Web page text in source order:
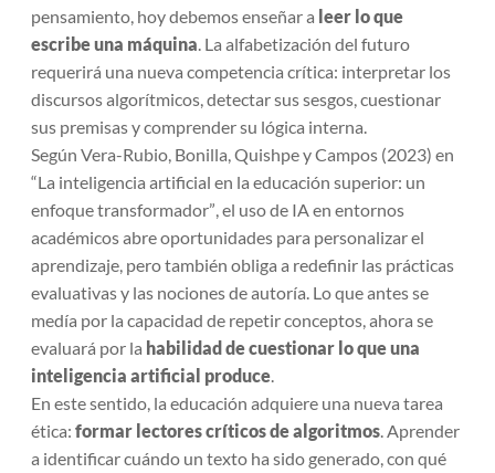
pensamiento, hoy debemos enseñar a leer lo que
escribe una máquina. La alfabetización del futuro
requerirá una nueva competencia crítica: interpretar los
discursos algorítmicos, detectar sus sesgos, cuestionar
sus premisas y comprender su lógica interna.
Según Vera-Rubio, Bonilla, Quishpe y Campos (2023) en
“La inteligencia artificial en la educación superior: un
enfoque transformador”, el uso de IA en entornos
académicos abre oportunidades para personalizar el
aprendizaje, pero también obliga a redefinir las prácticas
evaluativas y las nociones de autoría. Lo que antes se
medía por la capacidad de repetir conceptos, ahora se
evaluará por la habilidad de cuestionar lo que una
inteligencia artificial produce.
En este sentido, la educación adquiere una nueva tarea
ética: formar lectores críticos de algoritmos. Aprender
a identificar cuándo un texto ha sido generado, con qué